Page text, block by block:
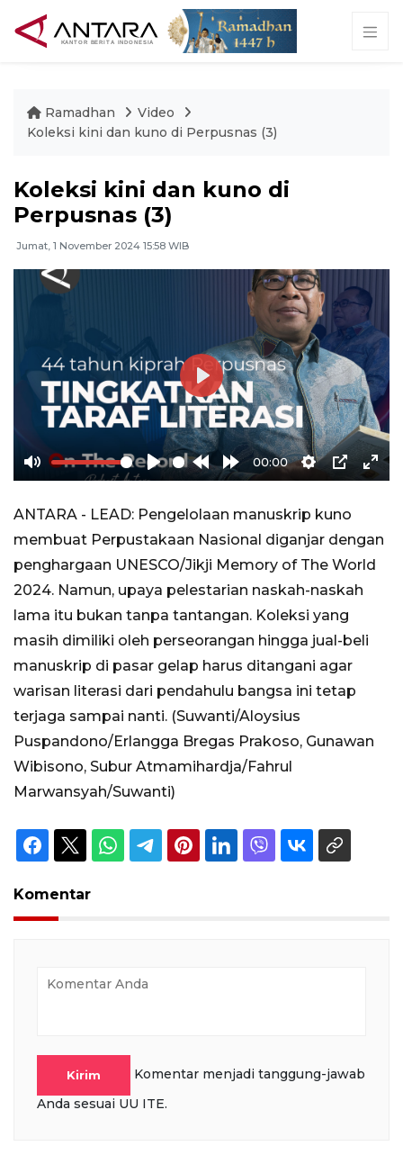
Ramadhan
Video
Koleksi kini dan kuno di Perpusnas (3)
Koleksi kini dan kuno di
Perpusnas (3)
Jumat, 1 November 2024 15:58 WIB
Mute Play
Rewind
10s
Forward
00:00
Settings
PIP
Play
ANTARA - LEAD: Pengelolaan manuskrip kuno
membuat Perpustakaan Nasional diganjar dengan
penghargaan UNESCO/Jikji Memory of The World
2024. Namun, upaya pelestarian naskah-naskah
lama itu bukan tanpa tantangan. Koleksi yang
masih dimiliki oleh perseorangan hingga jual-beli
manuskrip di pasar gelap harus ditangani agar
warisan literasi dari pendahulu bangsa ini tetap
terjaga sampai nanti. (Suwanti/Aloysius
Puspandono/Erlangga Bregas Prakoso, Gunawan
Wibisono, Subur Atmamihardja/Fahrul
Marwansyah/Suwanti)
Komentar
Kirim
Komentar menjadi tanggung-jawab
Anda sesuai UU ITE.